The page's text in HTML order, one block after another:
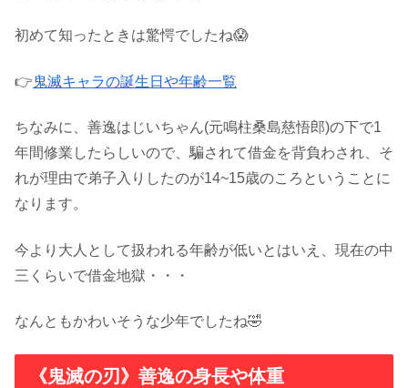
初めて知ったときは驚愕でしたね😱
👉鬼滅キャラの誕生日や年齢一覧
ちなみに、善逸はじいちゃん(元鳴柱桑島慈悟郎)の下で1
年間修業したらしいので、騙されて借金を背負わされ、そ
れが理由で弟子入りしたのが14~15歳のころということに
なります。
今より大人として扱われる年齢が低いとはいえ、現在の中
三くらいで借金地獄・・・
なんともかわいそうな少年でしたね🤣
《鬼滅の刃》善逸の身長や体重